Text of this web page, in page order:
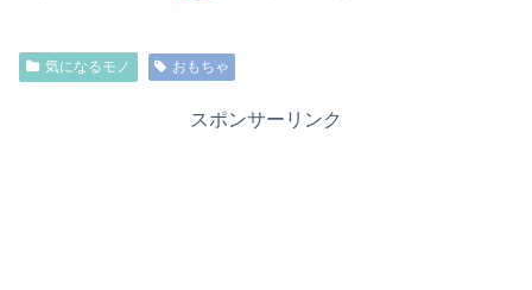
気になるモノ おもちゃ
スポンサーリンク